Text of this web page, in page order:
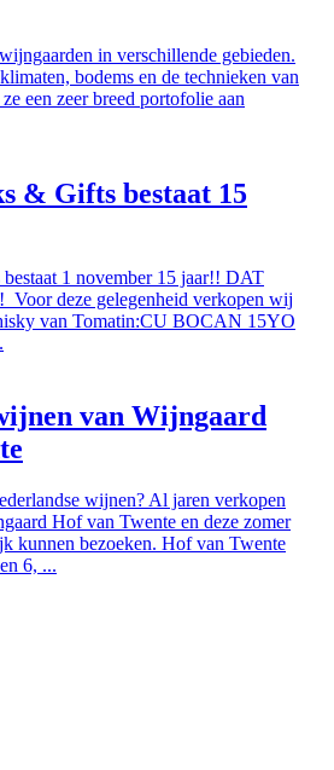
in verschillende gebieden.
bodems en de technieken van
een zeer breed portofolie aan
& Gifts bestaat 15
1 november 15 jaar!! DAT
deze gelegenheid verkopen wij
van Tomatin:CU BOCAN 15YO
van Wijngaard
wijnen? Al jaren verkopen
Hof van Twente en deze zomer
kunnen bezoeken. Hof van Twente
6, ...